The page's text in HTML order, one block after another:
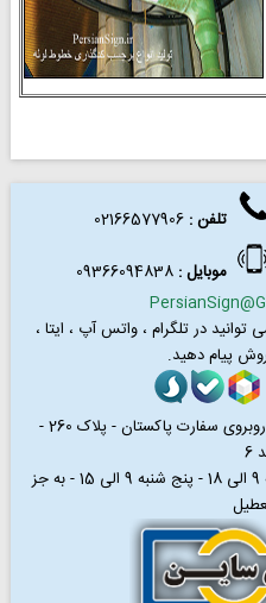
تلفن:
02166577906
موبایل :
توانید درتلگرام ، واتس آپ ، ایتا ،
پیام دهید.
تهران - خیابان فاطمی غربی - روبروی سفارت پاکستان - پلاک 260 -
شنبه الی چهارشنبه 9 الی 18 - پنج شنبه 9 الی 15 - به جز